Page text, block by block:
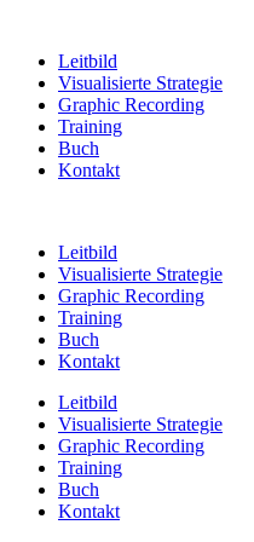
Leitbild
Visualisierte Strategie
Graphic Recording
Training
Buch
Kontakt
Leitbild
Visualisierte Strategie
Graphic Recording
Training
Buch
Kontakt
Leitbild
Visualisierte Strategie
Graphic Recording
Training
Buch
Kontakt